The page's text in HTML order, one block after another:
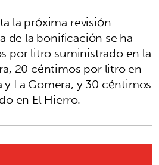
la próxima revisión
de la bonificación se ha
por litro suministrado en la
20 céntimos por litro en
y La Gomera, y 30 céntimos
en El Hierro.